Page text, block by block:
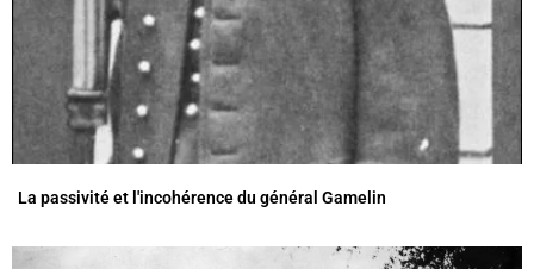
La passivité et l'incohérence du général Gamelin